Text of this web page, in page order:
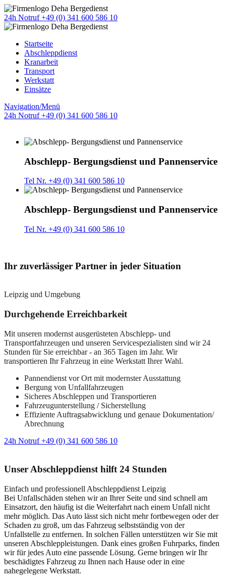
24h Notruf +49 (0) 341 600 586 10
Startseite
Abschleppdienst
Kranarbeit
Transport
Werkstatt
Einsätze
Navigation/Menü
24h Notruf +49 (0) 341 600 586 10
Abschlepp- Bergungsdienst und Pannenservice
Tel Nr. +49 (0) 341 600 586 10
Abschlepp- Bergungsdienst und Pannenservice
Tel Nr. +49 (0) 341 600 586 10
Ihr zuverlässiger Partner in jeder Situation
Leipzig und Umgebung
Durchgehende Erreichbarkeit
Mit unseren modernst ausgerüsteten Abschlepp- und
Transportfahrzeugen und unseren Servicespezialisten sind wir 24
Stunden für Sie erreichbar - an 365 Tagen im Jahr. Wir
transportieren Ihr Fahrzeug in eine Werkstatt Ihrer Wahl.
Pannendienst vor Ort mit modernster Ausstattung
Bergung von Unfallfahrzeugen
Sicheres Abschleppen und Transportieren
Fahrzeugunterstellung / Sicherstellung
Effiziente Auftragsabwicklung und genaue Dokumentation/
Abrechnung
24h Notruf +49 (0) 341 600 586 10
Unser Abschleppdienst hilft 24 Stunden
Einfach und professionell Abschleppdienst Leipzig
Bei Unfallschäden stehen wir an Ihrer Seite und sind schnell am
Einsatzort, den häufig ist die Weiterfahrt nach einem Unfall nicht
mehr möglich. Das Auto lässt sich nicht mehr fortbewegen oder der
Schaden zu groß, um das Fahrzeug selbstständig von der
Unfallstelle zu entfernen. In solchen Fällen unterstützen wir Sie mit
unseren Abschleppleistungen. Dank eines großen Fuhrparks, finden
wir für jedes Auto eine passende Lösung. Gerne bringen wir Ihr
beschädigtes Fahrzeug zu Ihnen nach Hause oder in eine
nahegelegene Werkstatt.